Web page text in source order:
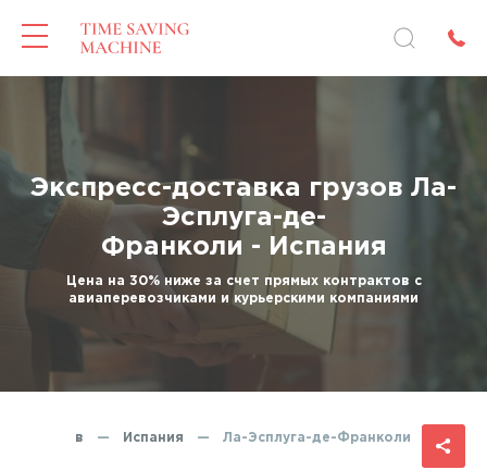
Экспресс-доставка грузов Ла-
Эсплуга-де-
Франколи - Испания
Цена на 30% ниже за счет прямых контрактов с
авиаперевозчиками и курьерскими компаниями
грузов — Испания — Ла-Эсплуга-де-Франколи